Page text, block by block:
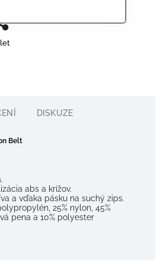
DISKUZE
Belt
abs a krížov.
a vďaka pásku na suchý zips.
25% nylon, 45%
pena a 10% polyester